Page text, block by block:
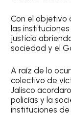
Con el objetivo
las
justicia
sociedad y el
A raíz de lo
colectivo de
Jalisco
policías y la
instituciones